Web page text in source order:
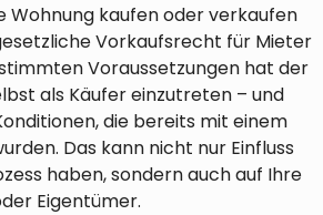
Wohnung kaufen oder verkaufen
Vorkaufsrecht für Mieter
Voraussetzungen hat der
als Käufer einzutreten – und
die bereits mit einem
Das kann nicht nur Einfluss
haben, sondern auch auf Ihre
Eigentümer.